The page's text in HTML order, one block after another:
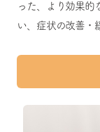
った、より効果的
い、症状の改善・